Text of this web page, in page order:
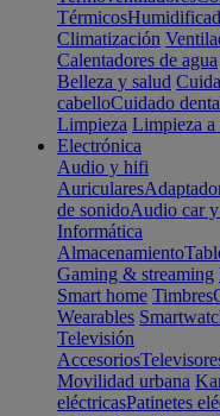
Térmicos
Climatización
Calentadores de agua
Belleza y salud
cabelloCuidado
Limpieza Limpieza a
Electrónica
Audio y hifi
Auriculares
de sonidoAudio car
Informática
Almacenamiento
Gaming & streaming
Smart home Timbres
Wearables
Televisión
Accesorios
Movilidad urbana
eléctricasPatinetes